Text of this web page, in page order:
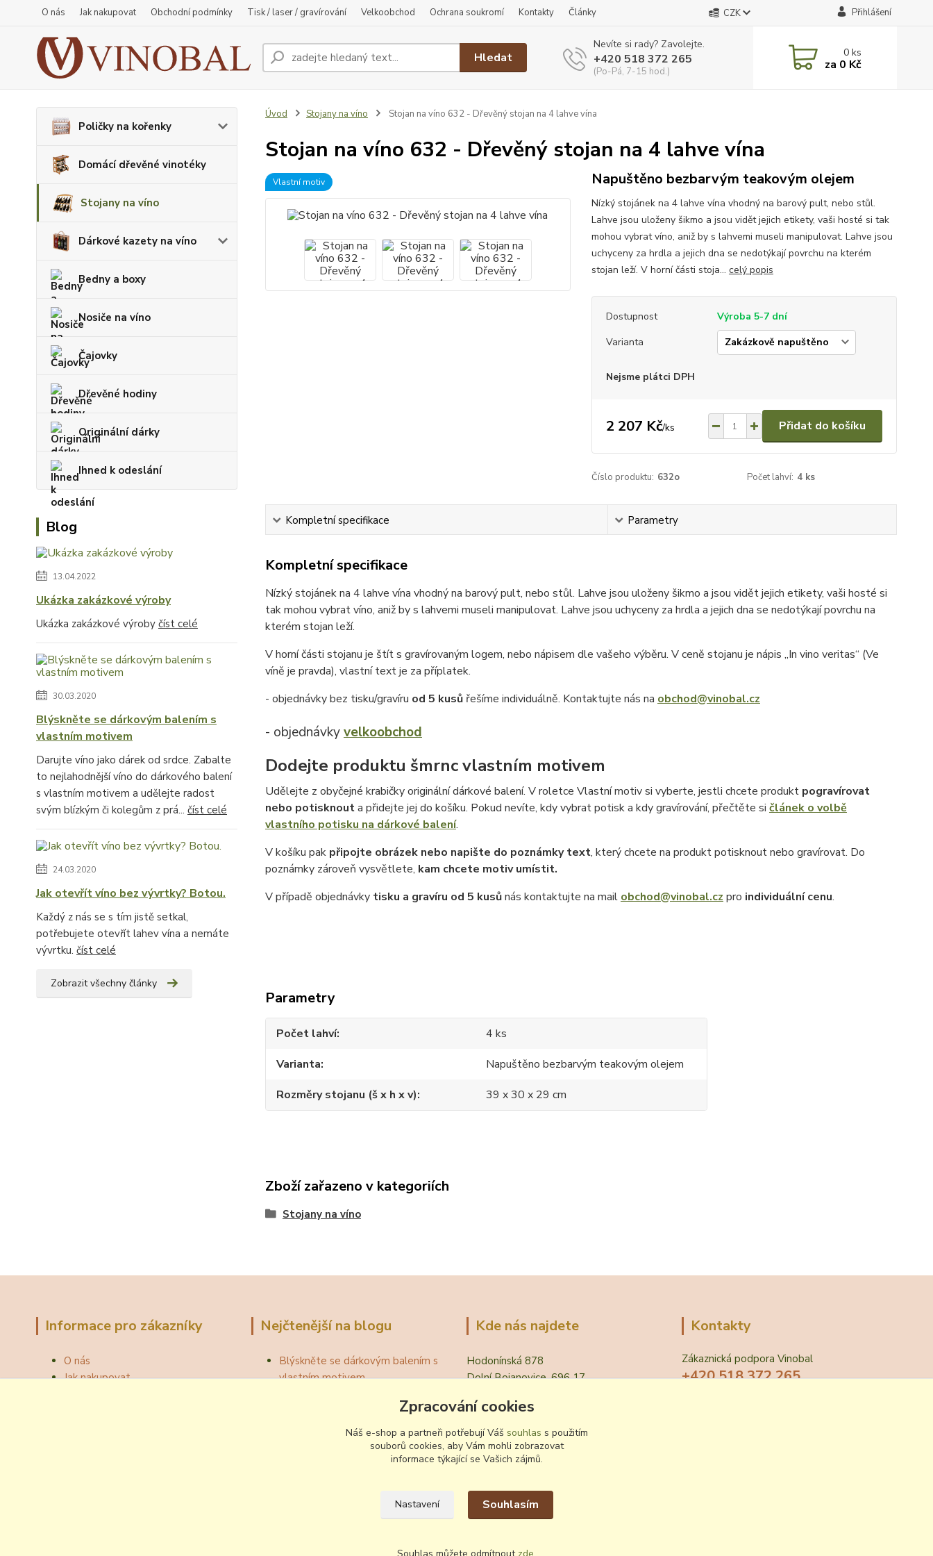
O nás Jak nakupovat Obchodní podmínky Tisk / laser / gravírování Velkoobchod Ochrana soukromí Kontakty Články CZK Přihlášení
Hledat
Nevíte si rady? Zavolejte.
+420 518 372 265
(Po-Pá, 7-15 hod.)
0ks
za 0 Kč
Poličky na kořenky
Domácí dřevěné vinotéky
Stojany na víno
Dárkové kazety na víno
Bedny a boxy
Nosiče na víno
Čajovky
Dřevěné hodiny
Originální dárky
Ihned k odeslání
Blog
13.04.2022
Ukázka zakázkové výroby
Ukázka zakázkové výroby číst celé
30.03.2020
Blýskněte se dárkovým balením s
vlastním motivem
Darujte víno jako dárek od srdce. Zabalte
to nejlahodnější víno do dárkového balení
s vlastním motivem a udělejte radost
svým blízkým či kolegům z prá... číst celé
24.03.2020
Jak otevřít víno bez vývrtky? Botou.
Každý z nás se s tím jistě setkal,
potřebujete otevřít lahev vína a nemáte
vývrtku. číst celé
Zobrazit všechny články
Úvod Stojany na víno Stojan na víno 632 - Dřevěný stojan na 4 lahve vína
Stojan na víno 632 - Dřevěný stojan na 4 lahve vína
Vlastní motiv Napuštěno bezbarvým teakovým olejem
Nízký stojánek na 4 lahve vína vhodný na barový pult, nebo stůl.
Lahve jsou uloženy šikmo a jsou vidět jejich etikety, vaši hosté si tak
mohou vybrat víno, aniž by s lahvemi museli manipulovat. Lahve jsou
uchyceny za hrdla a jejich dna se nedotýkají povrchu na kterém
stojan leží. V horní části stoja... celý popis
Dostupnost
Výroba 5-7 dní
Varianta
Nejsme plátci DPH
2 207 Kč/ks Přidat do košíku
Číslo produktu: 632o Počet lahví: 4 ks
Kompletní specifikace Parametry
Kompletní specifikace
Nízký stojánek na 4 lahve vína vhodný na barový pult, nebo stůl. Lahve jsou uloženy šikmo a jsou vidět jejich etikety, vaši hosté si
tak mohou vybrat víno, aniž by s lahvemi museli manipulovat. Lahve jsou uchyceny za hrdla a jejich dna se nedotýkají povrchu na
kterém stojan leží.
V horní části stojanu je štít s gravírovaným logem, nebo nápisem dle vašeho výběru. V ceně stojanu je nápis „In vino veritas“ (Ve
víně je pravda), vlastní text je za příplatek.
- objednávky bez tisku/gravíru od 5 kusůřešíme individuálně. Kontaktujte nás na obchod@vinobal.cz
- objednávkyvelkoobchod
Dodejte produktu šmrnc vlastním motivem
Udělejte z obyčejné krabičky originální dárkové balení. V roletce Vlastní motiv si vyberte, jestli chcete produkt pogravírovat
nebo potisknouta přidejte jej do košíku. Pokud nevíte, kdy vybrat potisk a kdy gravírování, přečtěte si článek o volbě
vlastního potisku na dárkové balení.
V košíku pak připojte obrázek nebo napište do poznámky text, který chcete na produkt potisknout nebo gravírovat. Do
poznámky zároveň vysvětlete, kam chcete motiv umístit.
V případě objednávky tisku a gravíru od 5 kusůnás kontaktujte na mail obchod@vinobal.cz pro individuální cenu.
Parametry
Počet lahví
4 ks
Varianta
Napuštěno bezbarvým teakovým olejem
Rozměry stojanu (š x h x v)
39 x 30 x 29 cm
Zboží zařazeno v kategoriích
Stojany na víno
Informace pro zákazníky
O nás
Jak nakupovat
Nejčtenější na blogu
Blýskněte se dárkovým balením s
vlastním motivem
Jak otevřít víno bez vývrtky?
Národní zvyklosti pití vína
Odzátkování a nalévání vína
Kde nás najdete
Hodonínská 878
Dolní Bojanovice, 696 17
Kontakty
Zákaznická podpora Vinobal
+420 518 372 265
Zpracování cookies
Náš e-shop a partneři potřebují Váš souhlas s použitím
souborů cookies, aby Vám mohli zobrazovat
informace týkající se Vašich zájmů.
Nastavení Souhlasím